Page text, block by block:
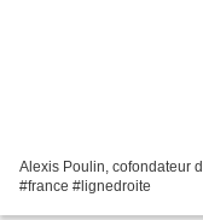
Alexis Poulin, cofondateur
#france #lignedroite